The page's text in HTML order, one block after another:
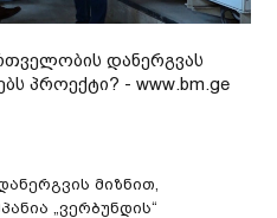
დანერგვას
პროექტი? - www.bm.ge
მიზნით,
„ვერბუნდის“